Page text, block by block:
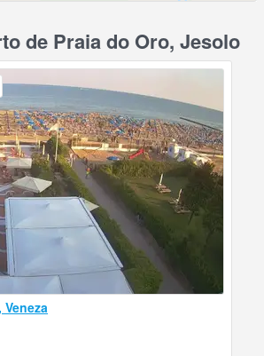
de Praia do Oro, Jesolo